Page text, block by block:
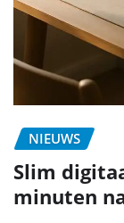
NIEUWS
Slim
minuten